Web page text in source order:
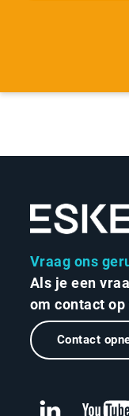
Vraag ons
Als je een
om contact op
Contact